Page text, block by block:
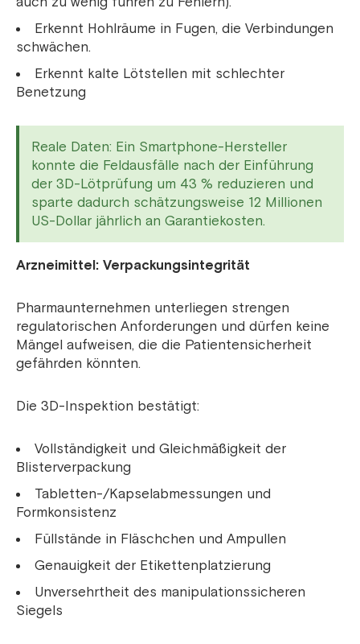
Erkennt Hohlräume in Fugen, die Verbindungen
schwächen.
Erkennt kalte Lötstellen mit schlechter
Benetzung
Reale Daten: Ein Smartphone-Hersteller
konnte die Feldausfälle nach der Einführung
der 3D-Lötprüfung um 43 % reduzieren und
sparte dadurch schätzungsweise 12 Millionen
US-Dollar jährlich an Garantiekosten.
Arzneimittel: Verpackungsintegrität
Pharmaunternehmen unterliegen strengen
regulatorischen Anforderungen und dürfen keine
Mängel aufweisen, die die Patientensicherheit
gefährden könnten.
Die 3D-Inspektion bestätigt:
Vollständigkeit und Gleichmäßigkeit der
Blisterverpackung
Tabletten-/Kapselabmessungen und
Formkonsistenz
Füllstände in Fläschchen und Ampullen
Genauigkeit der Etikettenplatzierung
Unversehrtheit des manipulationssicheren
Siegels